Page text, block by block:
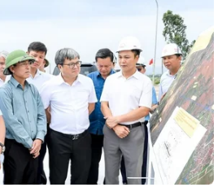
về tình hình kinh tế
xã
năm phát triển kinh tế tập thể,
Đình Huệ cho biết hiện cả nước